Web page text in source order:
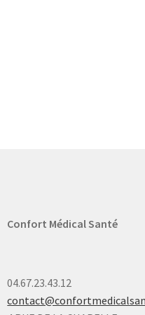
Confort Médical Santé
04.67.23.43.12